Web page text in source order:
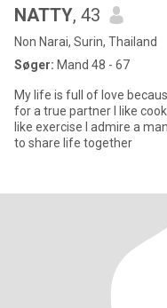
NATTY, 43
Non Narai, Surin, Thailand
Søger: Mand 48 - 67
My life is full of love
for a true partner I like cooking, and making people feel special I
like exercise I admire a man who is protective generous, and ready
to share life together